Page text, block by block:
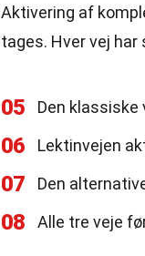
Aktivering af
tages. Hver vej har
05 Den
06 Lektinvejen
07 Den
08 Alle tre veje